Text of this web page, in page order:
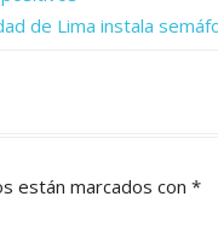
de Lima instala
están marcados con *